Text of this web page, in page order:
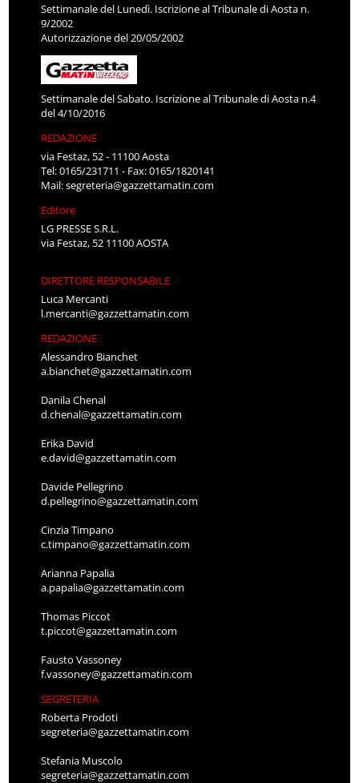
Settimanale del Lunedì. Iscrizione al Tribunale di Aosta n.
9/2002
Autorizzazione del 20/05/2002
Settimanale del Sabato. Iscrizione al Tribunale di Aosta n.4
del 4/10/2016
REDAZIONE
via Festaz, 52 - 11100 Aosta
Tel: 0165/231711 - Fax: 0165/1820141
Mail:segreteria@gazzettamatin.com
Editore
LG PRESSE S.R.L.
via Festaz, 52 11100 AOSTA
DIRETTORE RESPONSABILE
Luca Mercanti
l.mercanti@gazzettamatin.com
REDAZIONE
Alessandro Bianchet
a.bianchet@gazzettamatin.com
Danila Chenal
d.chenal@gazzettamatin.com
Erika David
e.david@gazzettamatin.com
Davide Pellegrino
d.pellegrino@gazzettamatin.com
Cinzia Timpano
c.timpano@gazzettamatin.com
Arianna Papalia
a.papalia@gazzettamatin.com
Thomas Piccot
t.piccot@gazzettamatin.com
Fausto Vassoney
f.vassoney@gazzettamatin.com
SEGRETERIA
Roberta Prodoti
segreteria@gazzettamatin.com
Stefania Muscolo
segreteria@gazzettamatin.com